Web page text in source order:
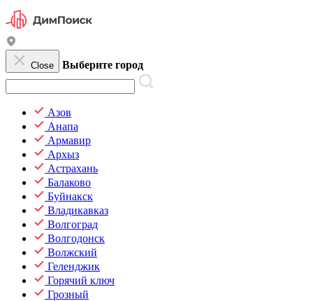
Close Выберите город
Азов
Анапа
Армавир
Архыз
Астрахань
Балаково
Буйнакск
Владикавказ
Волгоград
Волгодонск
Волжский
Геленджик
Горячий ключ
Грозный